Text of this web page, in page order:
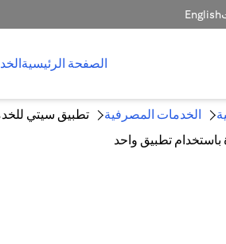
English
الصفحة الرئيسية
الخدمات المصرفية تطبيق سيتي